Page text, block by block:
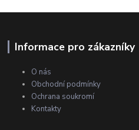
Informace pro zákazníky
O nás
Obchodní podmínky
Ochrana soukromí
Kontakty